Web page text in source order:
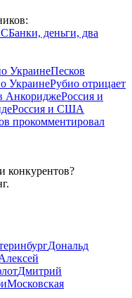
Банки, деньги, два
УкраинеПесков
УкраинеРубио отрицает
АнкориджеРоссия и
Россия и США
прокомментировал
конкурентов?
Дональд
Дмитрий
Московская